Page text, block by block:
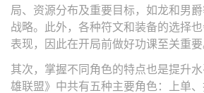
局、资源分布及重要目标，如龙和男
战略。此外，各种符文和装备的选择
表现，因此在开局前做好功课至关重要
其次，掌握不同角色的特点也是提升
雄联盟》中共有五种主要角色：上单、